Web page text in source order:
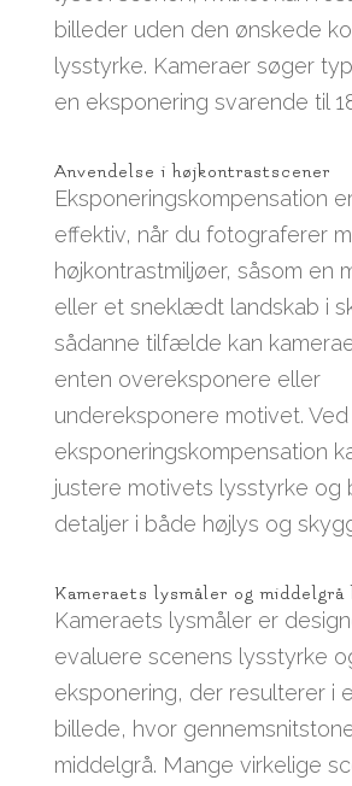
billeder uden den ønskede
lysstyrke. Kameraer søger
en eksponering svarende til
Anvendelse i højkontrastscener
Eksponeringskompensation
effektiv, når du fotograferer
højkontrastmiljøer, såsom en
eller et sneklædt landskab i
sådanne tilfælde kan
enten overeksponere eller
undereksponere motivet.
eksponeringskompensation
justere motivets lysstyrke og
detaljer i både højlys og
Kameraets lysmåler og middelgrå
Kameraets lysmåler er
evaluere scenens lysstyrke
eksponering, der resulterer i
billede, hvor
middelgrå. Mange virkelige